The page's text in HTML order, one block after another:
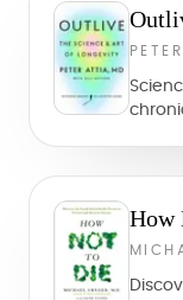
How